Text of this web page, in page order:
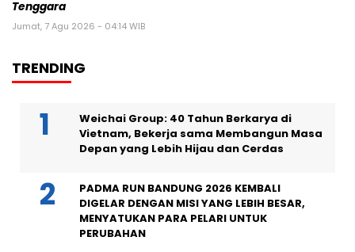
Tenggara
Jumat, 7 Agu 2026 - 04:14 WIB
TRENDING
Weichai Group: 40 Tahun Berkarya di
Vietnam, Bekerja sama Membangun Masa
Depan yang Lebih Hijau dan Cerdas
PADMA RUN BANDUNG 2026 KEMBALI
DIGELAR DENGAN MISI YANG LEBIH BESAR,
MENYATUKAN PARA PELARI UNTUK
PERUBAHAN